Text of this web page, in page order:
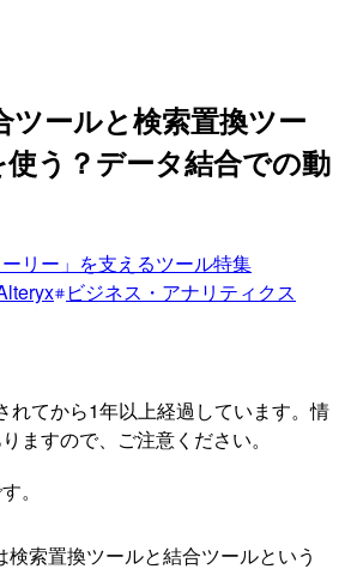
ールと検索置換ツー
う？データ結合での動
ーリー」を支えるツール特集
ビジネス・アナリティクス
れてから1年以上経過しています。情
ますので、ご注意ください。
。
索置換ツールと結合ツールという